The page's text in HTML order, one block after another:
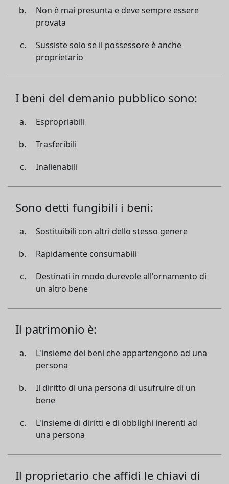
Non è mai presunta e deve sempre essere
provata
Sussiste solo se il possessore è anche
proprietario
I beni del demanio pubblico sono:
Espropriabili
Trasferibili
Inalienabili
Sono detti fungibili i beni:
Sostituibili con altri dello stesso genere
Rapidamente consumabili
Destinati in modo durevole all'ornamento di
un altro bene
Il patrimonio è:
L'insieme dei beni che appartengono ad una
persona
Il diritto di una persona di usufruire di un
bene
L'insieme di diritti e di obblighi inerenti ad
una persona
Il proprietario che affidi le chiavi di